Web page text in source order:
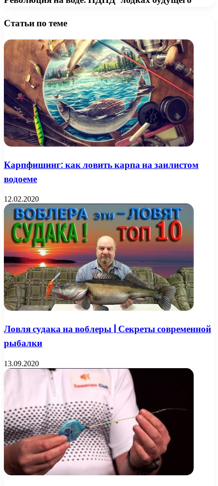
Статьи по теме
Карпфишинг: как ловить карпа на заилистом
водоеме
12.02.2020
Ловля судака на воблеры | Секреты современной
рыбалки
13.09.2020